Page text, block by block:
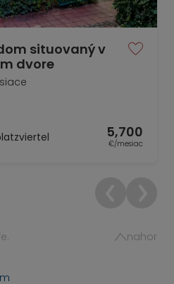
situovaný v
dvore
5,700
€/mesiac
nahor